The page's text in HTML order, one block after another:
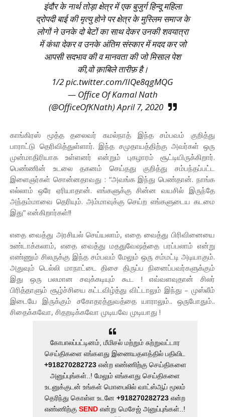
इंदौर के नार्थ तोड़ा क्षेत्र में एक बुजुर्ग हिन्दू महिला
द्रोपदी बाई की मृत्यु होने पर क्षेत्र के मुस्लिम समाज के
लोगों ने उनके दो बेटों का साथ देकर उनकी शवयात्रा
में कंधा देकर व उनके अंतिम संस्कार में मदद कर जो
आपसी सदभाव की व मानवता की जो मिसाल पेश
की,वो क़ाबिले तारीफ़ है।
1/2pic.twitter.com/IIQe8qgMQG
— Office Of Kamal Nath
(@OfficeOfKNath)April 7, 2020
காங்கிரஸ் மூத்த தலைவர் கமல்நாத் இந்த சம்பவம் குறித்து
பாராட்டு தெரிவித்துள்ளார். இந்த சமுதாயத்திற்கு அவர்கள் ஒரு
முன்மாதிரியாக உள்ளனர் என்றும் புகழாரம் சூட்டியிருக்கிறார்.
பெண்ணின் உடலை தகனம் செய்தது குறித்து சம்பந்தப்பட்ட
இளைஞர்கள் சொன்னதாவது : “அவங்க இந்து பெண்தான். நாங்க
எல்லாம் ஒரே ஏரியாதான். எங்களுக்கு சின்ன வயசில் இருந்தே
அந்தம்மாவை தெரியும். அம்மாவுக்கு செய்ற எங்களுடைய கடமை
இது” என்கிறார்கள்!!
எதை வைத்து அரசியல் செய்யலாம், எதை வைத்து பிரிவினையை
உண்டாக்கலாம், எதை வைத்து மததுவேஷத்தை பரப்பலாம் என்று
எண்ணும் சிலருக்கு இந்த சம்பவம் மேலும் ஒரு சம்மட்டி அடியாகும்.
அதுவும் டெல்லி மாநாட்டை திசை திருப்ப நினைப்பவர்களுக்கும்
இது ஒரு பலமான சவுக்கடியும் கூட ! எவ்வளவுதான் சிலர்
பிரித்தாளும் சூழ்ச்சியை கட்டவிழ்த்து விட்டாலும் இந்து – முஸ்லீம்
இடையே இருக்கும் சகோதரத்துவத்தை யாராலும்.. ஒருபோதும்..
சிதைக்கவோ, சிதறடிக்கவோ முடியவே முடியாது !
கோபாலப்பட்டினம், மீமிசல் மற்றும் சுற்றுவட்டார
செய்திகளை எங்களது இணையதளத்தில் பதிவிட
+918270282723என்ற எண்ணிற்கு செய்திகளை
அனுப்புங்கள்..! மேலும் எங்களது செய்திகளை
உடனுக்குடன் உங்கள் மொபைலில் வாட்ஸ்ஆப் மூலம்
தெரிந்து கொள்ள உடனே +918270282723 என்ற
எண்ணிற்கு SEND என்று மெசேஜ் அனுப்புங்கள்..!